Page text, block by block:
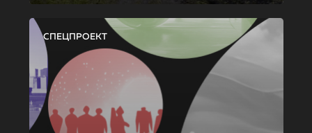
СПЕЦПРОЕКТ